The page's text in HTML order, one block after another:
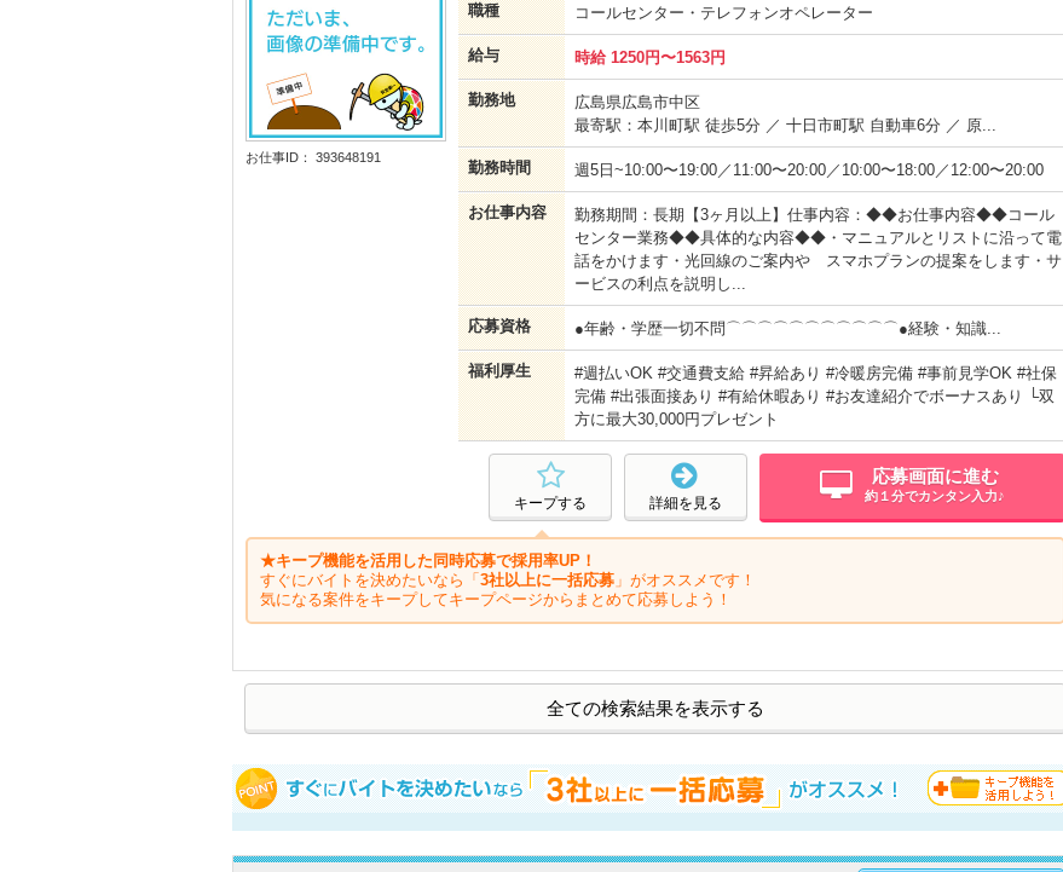
お仕事ID： 393648191
職種 コールセンター・テレフォンオペレーター
給与 時給 1250円〜1563円
勤務地
広島県広島市中区
最寄駅：本川町駅 徒歩5分 ／ 十日市町駅 自動車6分 ／ 原...
勤務時間 週5日~10:00〜19:00／11:00〜20:00／10:00〜18:00／12:00〜20:00
お仕事内容
勤務期間：長期【3ヶ月以上】仕事内容：◆◆お仕事内容◆◆コール
センター業務◆◆具体的な内容◆◆・マニュアルとリストに沿って電
話をかけます・光回線のご案内や スマホプランの提案をします・サ
ービスの利点を説明し...
応募資格 ●年齢・学歴一切不問⌒⌒⌒⌒⌒⌒⌒⌒⌒⌒⌒●経験・知識...
福利厚生
#週払いOK #交通費支給 #昇給あり #冷暖房完備 #事前見学OK #社保
完備 #出張面接あり #有給休暇あり #お友達紹介でボーナスあり └双
方に最大30,000円プレゼント
応募画面に進む
約１分でカンタン入力♪
詳細を見る
キープする
★キープ機能を活用した同時応募で採用率UP！
すぐにバイトを決めたいなら「 3社以上に一括応募 」がオススメです！
気になる案件をキープしてキープページからまとめて応募しよう！
全ての検索結果を表示する